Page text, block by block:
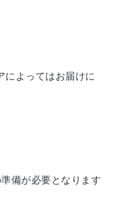
によってはお届けに
備が必要となります